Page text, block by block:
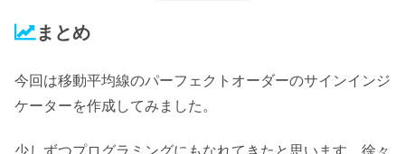
まとめ
今回は移動平均線のパーフェクトオーダーのサインインジ
ケーターを作成してみました。
少しずつプログラミングにもなれてきたと思います。徐々